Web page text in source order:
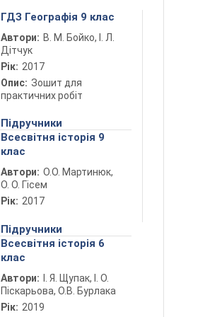
ГДЗ Географія 9 клас
Автори: В. М. Бойко, І. Л.
Дітчук
Рік: 2017
Опис: Зошит для
практичних робіт
Підручники
Всесвітня історія 9
клас
Автори: О.О. Мартинюк,
О. О. Гісем
Рік: 2017
Підручники
Всесвітня історія 6
клас
Автори:
І. Я. Щупак, І. О.
Піскарьова, О.В. Бурлака
Рік: 2019